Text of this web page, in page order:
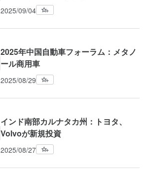
2025/09/04
2025年中国自動車フォーラム：メタノ
ール商用車
2025/08/29
インド南部カルナタカ州：トヨタ、
Volvoが新規投資
2025/08/27